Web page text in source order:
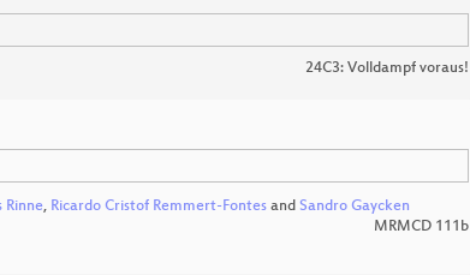
24C3: Volldampf voraus!
Rinne, Ricardo Cristof Remmert-Fontes and Sandro Gaycken
MRMCD 111b